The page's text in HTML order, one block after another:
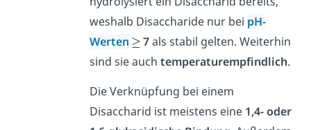
weshalb Disaccharide nur bei pH-
Werten
7als stabil gelten. Weiterhin
sind sie auch temperaturempfindlich.
Die Verknüpfung bei einem
Disaccharid ist meistens eine 1,4- oder